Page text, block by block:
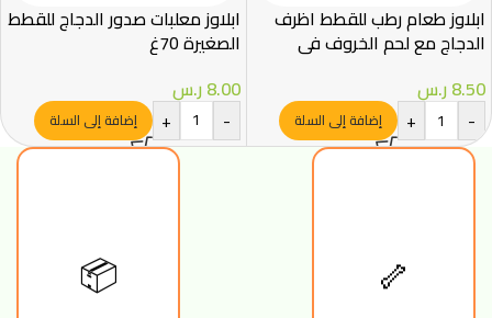
ابلاوز طعام رطب للقطط اظرف
الدجاج مع لحم الخروف في
8.50ر.س
-
+ إضافة إلى السلة
ابلاوز معلبات صدور الدجاج للقطط
الصغيرة 70غ
8.00ر.س
-
+ إضافة إلى السلة
🦴
📦